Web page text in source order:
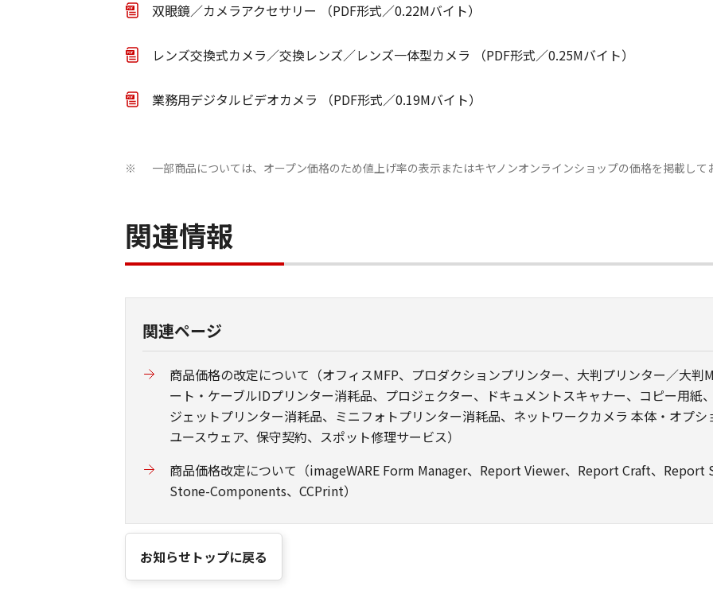
双眼鏡／カメラアクセサリー （PDF形式／0.22Mバイト）
レンズ交換式カメラ／交換レンズ／レンズ一体型カメラ （PDF形式／0.25Mバイト）
業務用デジタルビデオカメラ （PDF形式／0.19Mバイト）
※ 一部商品については、オープン価格のため値上げ率の表示またはキヤノンオンラインショップの価格を掲載して
関連情報
関連ページ
商品価格の改定について（オフィスMFP、プロダクションプリンター、大判プリンター／大判
ート・ケーブルIDプリンター消耗品、プロジェクター、ドキュメントスキャナー、コピー用紙
ジェットプリンター消耗品、ミニフォトプリンター消耗品、ネットワークカメラ 本体・オプシ
ユースウェア、保守契約、スポット修理サービス）
商品価格改定について（imageWARE Form Manager、Report Viewer、Report Craft、
Stone-Components、CCPrint）
お知らせトップに戻る